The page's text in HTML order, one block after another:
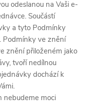
odeslanou na Vaši e-
Součástí
a tyto Podmínky
Podmínky ve znění
znění přiloženém jako
tvoří nedílnou
dochází k
nebudeme moci